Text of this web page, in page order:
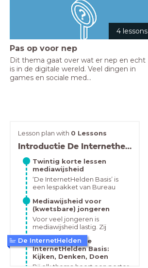
4 lessons
Pas op voor nep
Dit thema gaat over wat er nep en echt
is in de digitale wereld. Veel dingen in
games en sociale med...
Lesson plan with 0 Lessons
Introductie De Internethelden Basis - mediawijsheid voor het VSO
Twintig korte lessen
mediawijsheid
‘De InternetHelden Basis’ is
een lespakket van Bureau
speciaal ontwikkeld is voor
leerlingen in het VSO. Ze zijn
ook te gebruiken voor groep
7 en 8 in het regulier
onderwijs.In twintig korte
lessen (20 - 30 minuten)
komen alle belangrijke
aspecten van mediawijsheid
op toegankelijke en
Mediawijsheid voor
(kwetsbare) jongeren
Voor veel jongeren is
mediawijsheid lastig. Zij
bezitten geavanceerde
smartphones en maken op
snelle wijze gebruik van
allerlei sociale media-
platformen. Maar het
De opzet van De
InternetHelden Basis:
Kijken, Denken, Doen
De InternetHelden